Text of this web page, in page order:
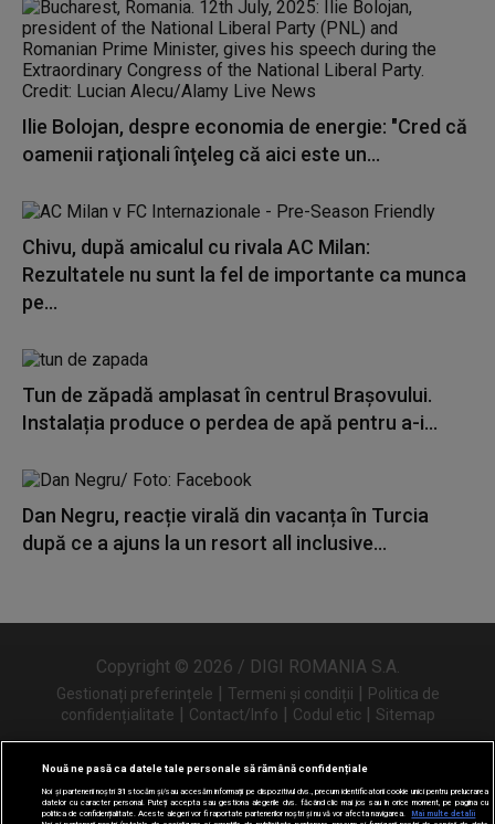
Ilie Bolojan, despre economia de energie: "Cred că
oamenii raţionali înţeleg că aici este un...
Chivu, după amicalul cu rivala AC Milan:
Rezultatele nu sunt la fel de importante ca munca
pe...
Tun de zăpadă amplasat în centrul Brașovului.
Instalația produce o perdea de apă pentru a-i...
Dan Negru, reacție virală din vacanța în Turcia
după ce a ajuns la un resort all inclusive...
Copyright © 2026 / DIGI ROMANIA S.A.
Gestionați preferințele | Termeni și condiții | Politica de
confidențialitate | Contact/Info | Codul etic | Sitemap
Urmărește-ne și pe
Nouă ne pasă ca datele tale personale să rămână confidențiale
Noi și partenerii noștri31 stocăm și/sau accesăm informații pe dispozitivul dvs., precum identificatorii cookie unici pentru prelucrarea
datelor cu caracter personal. Puteți accepta sau gestiona alegerile dvs. făcând clic mai jos sau în orice moment, pe pagina cu
politica de confidențialitate. Aceste alegeri vor fi raportate partenerilor noștri și nu vă vor afecta navigarea.
Mai multe detalii